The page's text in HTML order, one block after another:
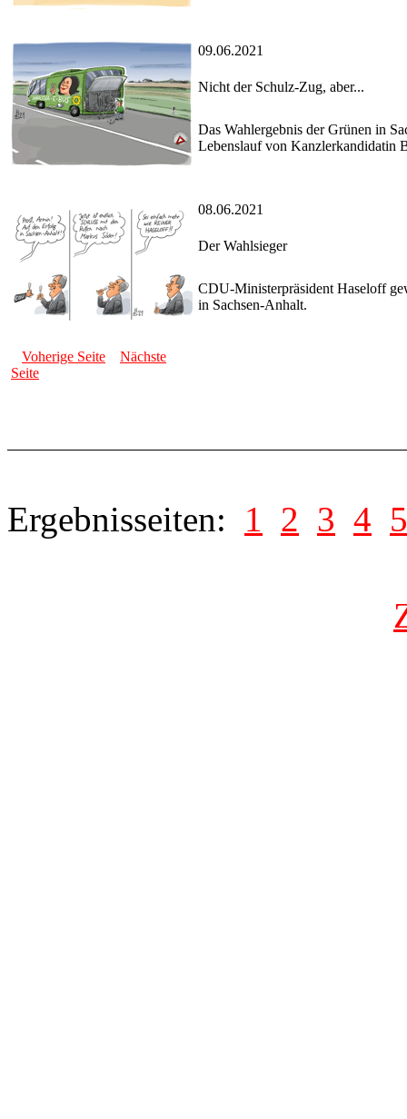
09.06.2021
Nicht der Schulz-Zug, aber...
Das Wahlergebnis der Grünen in
Lebenslauf von Kanzlerkandidatin
08.06.2021
Der Wahlsieger
CDU-Ministerpräsident Haseloff
in Sachsen-Anhalt.
Voherige Seite
Nächste
Seite
Ergebnisseiten: 1 2 3 4 5